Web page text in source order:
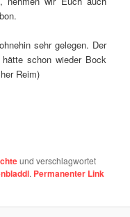
sehr gelegen. Der
schon wieder Bock
Reim)
und verschlagwortet
. Permanenter Link